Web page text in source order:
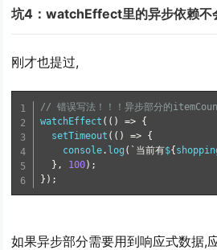
坑4：watchEffect里的异步依赖不
刚才也提过,
// 错误写法！！！异步部分的
watchEffect ( ( ) => {
setTimeout ( ( ) => {
    console
. log ( `当前有${
} , 100) ;
} ) ;
如果异步部分需要用到响应式数据,